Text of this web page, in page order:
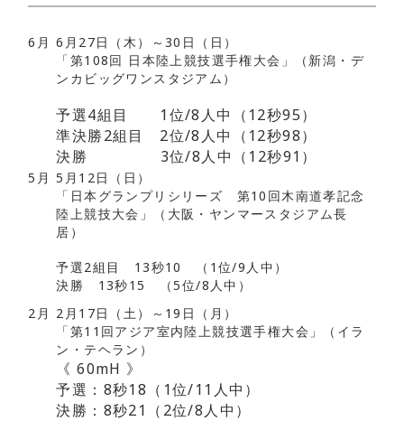
6月 6月27日（木）～30日（日）
「第108回 日本陸上競技選手権大会」（新潟・デ
ンカビッグワンスタジアム）
予選4組目 1位/8人中（12秒95）
準決勝2組目 2位/8人中（12秒98）
決勝 3位/8人中（12秒91）
5月 5月12日（日）
「日本グランプリシリーズ 第10回木南道孝記念
陸上競技大会」（大阪・ヤンマースタジアム長
居）
予選2組目 13秒10 （1位/9人中）
決勝 13秒15 （5位/8人中）
2月 2月17日（土）～19日（月）
「第11回アジア室内陸上競技選手権大会」（イラ
ン・テヘラン）
《 60mH 》
予選：8秒18（1位/11人中）
決勝：8秒21（2位/8人中）